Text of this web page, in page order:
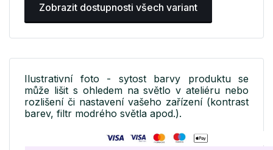
Zobrazit dostupnosti všech variant
Ilustrativní foto - sytost barvy produktu se
může lišit s ohledem na světlo v ateliéru nebo
rozlišení či nastavení vašeho zařízení (kontrast
barev, filtr modrého světla apod.).